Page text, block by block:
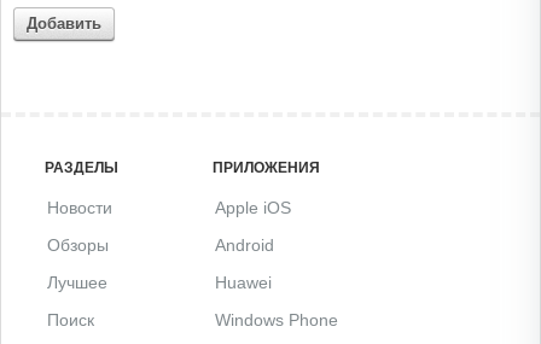
Добавить
РАЗДЕЛЫ
Новости
Обзоры
Лучшее
Поиск
ПРИЛОЖЕНИЯ
Apple iOS
Android
Huawei
Windows Phone